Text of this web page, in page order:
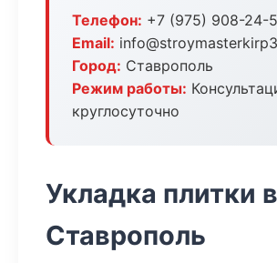
Телефон: +7 (975) 908-24-
Email:
Город: Ставрополь
Режим работы:
круглосуточно
Укладка плитки в
Ставрополь